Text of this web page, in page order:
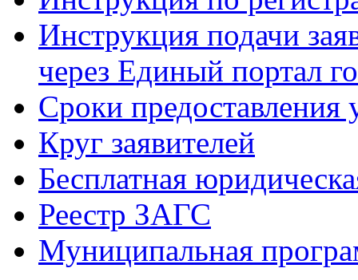
Инструкция подачи
через Единый портал
Сроки предоставления
Круг заявителей
Бесплатная
Реестр ЗАГС
Муниципальная